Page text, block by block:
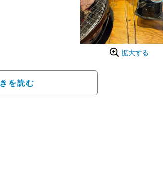
拡大する
を読む